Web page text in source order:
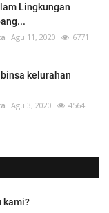
Lingkungan
Agu 11, 2020 6771
kelurahan
Agu 3, 2020 4564
kami?